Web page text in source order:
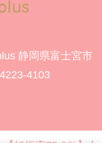
静岡県富士宮市
4103‬